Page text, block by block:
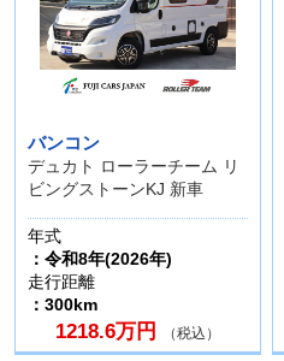
バンコン
デュカト ローラーチーム リ
ビングストーンKJ 新車
年式
：令和8年(2026年)
走行距離
：300km
1218.6万円 （税込）